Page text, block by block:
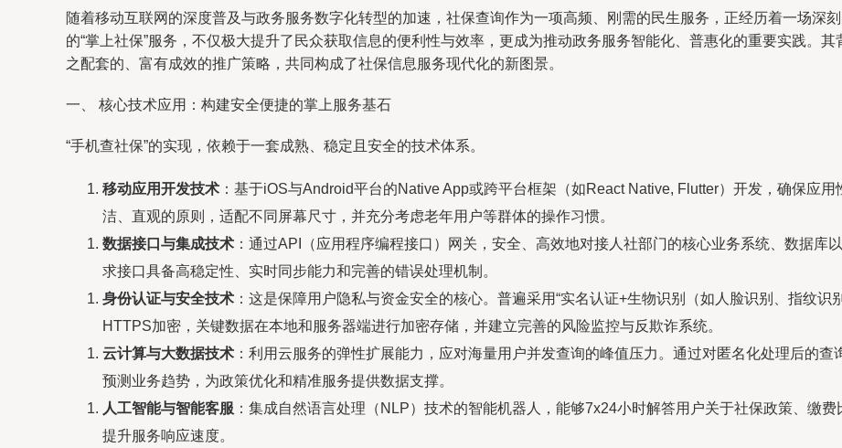
随着移动互联网的深度普及与政务服务数字化转型的加速，社保查询作为一项高频、刚需的民生服务，正经历着一场深
的“掌上社保”服务，不仅极大提升了民众获取信息的便利性与效率，更成为推动政务服务智能化、普惠化的重要实践。
之配套的、富有成效的推广策略，共同构成了社保信息服务现代化的新图景。
一、 核心技术应用：构建安全便捷的掌上服务基石
“手机查社保”的实现，依赖于一套成熟、稳定且安全的技术体系。
移动应用开发技术 ：基于iOS与Android平台的Native App或跨平台框架（如React Native, Flutter）开发，确保应
洁、直观的原则，适配不同屏幕尺寸，并充分考虑老年用户等群体的操作习惯。
数据接口与集成技术 ：通过API（应用程序编程接口）网关，安全、高效地对接人社部门的核心业务系统、数据库
求接口具备高稳定性、实时同步能力和完善的错误处理机制。
身份认证与安全技术 ：这是保障用户隐私与资金安全的核心。普遍采用“实名认证+生物识别（如人脸识别、指纹识
HTTPS加密，关键数据在本地和服务器端进行加密存储，并建立完善的风险监控与反欺诈系统。
云计算与大数据技术 ：利用云服务的弹性扩展能力，应对海量用户并发查询的峰值压力。通过对匿名化处理后的查
预测业务趋势，为政策优化和精准服务提供数据支撑。
人工智能与智能客服 ：集成自然语言处理（NLP）技术的智能机器人，能够7x24小时解答用户关于社保政策、缴
提升服务响应速度。